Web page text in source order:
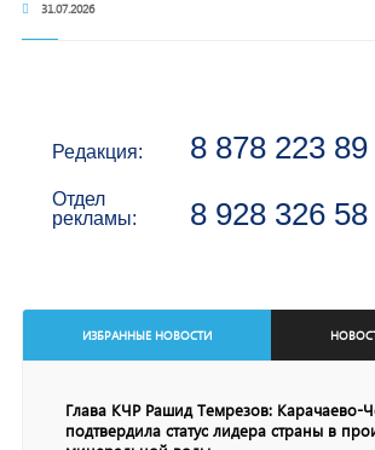
31.07.2026
Редакция: 8 878 223 89
Отдел
рекламы:
8 928 326 58
ИЗБРАННЫЕ НОВОСТИ
Глава КЧР Рашид Темрезов: Карачаево-
подтвердила статус лидера страны в